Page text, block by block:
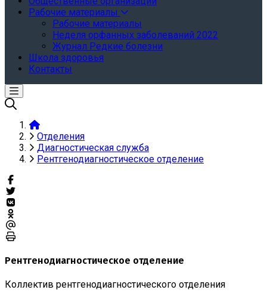
Рабочие материалы
Рабочие материалы
Неделя орфанных заболеваний 2022
Журнал Редкие болезни
Школа здоровья
Контакты
Отделения
Диагностическая служба
Рентгенодиагностическое отделение
Рентгенодиагностическое отделение
Коллектив рентгенодиагностического отделения